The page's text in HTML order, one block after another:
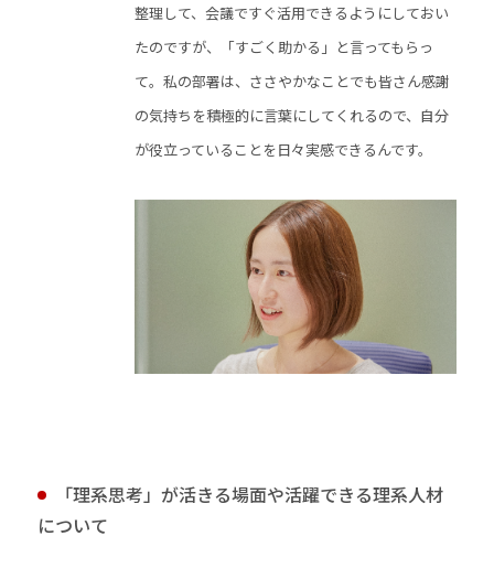
整理して、会議ですぐ活用できるようにしておい
たのですが、「すごく助かる」と言ってもらっ
て。私の部署は、ささやかなことでも皆さん感謝
の気持ちを積極的に言葉にしてくれるので、自分
が役立っていることを日々実感できるんです。
「理系思考」が活きる場面や活躍できる理系人材
について